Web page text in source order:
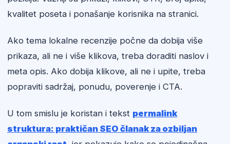
kvalitet poseta i ponašanje korisnika na stranici.
Ako tema lokalne recenzije počne da dobija više
prikaza, ali ne i više klikova, treba doraditi naslov i
meta opis. Ako dobija klikove, ali ne i upite, treba
popraviti sadržaj, ponudu, poverenje i CTA.
U tom smislu je koristan i tekst permalink
struktura: praktičan SEO članak za ozbiljan